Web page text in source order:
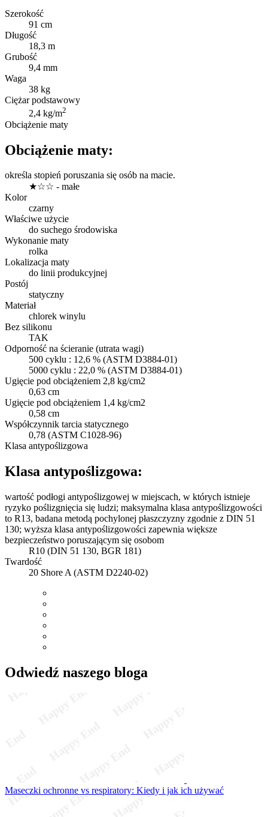
Szerokość
91 cm
Długość
18,3 m
Grubość
9,4 mm
Waga
38 kg
Ciężar podstawowy
2,4 kg/m2
Obciążenie maty
Obciążenie maty:
określa stopień poruszania się osób na macie.
★☆☆ - małe
Kolor
czarny
Właściwe użycie
do suchego środowiska
Wykonanie maty
rolka
Lokalizacja maty
do linii produkcyjnej
Postój
statyczny
Materiał
chlorek winylu
Bez silikonu
TAK
Odporność na ścieranie (utrata wagi)
500 cyklu : 12,6 % (ASTM D3884-01)
5000 cyklu : 22,0 % (ASTM D3884-01)
Ugięcie pod obciążeniem 2,8 kg/cm2
0,63 cm
Ugięcie pod obciążeniem 1,4 kg/cm2
0,58 cm
Współczynnik tarcia statycznego
0,78 (ASTM C1028-96)
Klasa antypoślizgowa
Klasa antypoślizgowa:
wartość podłogi antypoślizgowej w miejscach, w których istnieje
ryzyko poślizgnięcia się ludzi; maksymalna klasa antypoślizgowości
to R13, badana metodą pochylonej płaszczyzny zgodnie z DIN 51
130; wyższa klasa antypoślizgowości zapewnia większe
bezpieczeństwo poruszającym się osobom
R10 (DIN 51 130, BGR 181)
Twardość
20 Shore A (ASTM D2240-02)
Odwiedź naszego bloga
Maseczki ochronne vs respiratory: Kiedy i jak ich używać